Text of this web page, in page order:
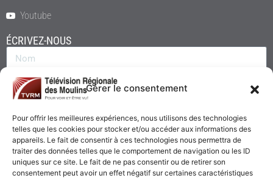
Gérer le consentement
Pour offrir les meilleures expériences, nous utilisons des technologies
telles que les cookies pour stocker et/ou accéder aux informations des
appareils. Le fait de consentir à ces technologies nous permettra de
traiter des données telles que le comportement de navigation ou les ID
uniques sur ce site. Le fait de ne pas consentir ou de retirer son
consentement peut avoir un effet négatif sur certaines caractéristiques
Youtube
ÉCRIVEZ-NOUS